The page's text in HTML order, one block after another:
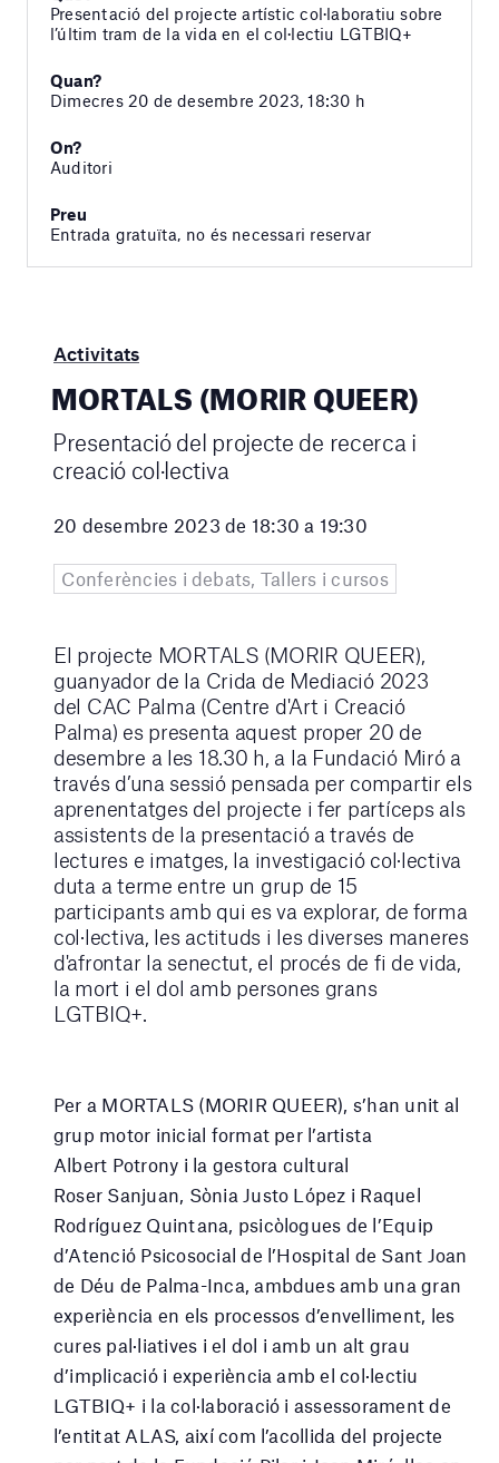
Presentació del projecte artístic col·laboratiu sobre
l’últim tram de la vida en el col·lectiu LGTBIQ+
Quan?
Dimecres 20 de desembre 2023, 18:30 h
On?
Auditori
Preu
Entrada gratuïta, no és necessari reservar
Activitats
MORTALS (MORIR QUEER)
Presentació del projecte de recerca i
creació col·lectiva
20 desembre 2023 de 18:30 a 19:30
Conferències i debats, Tallers i cursos
El projecte MORTALS (MORIR QUEER),
guanyador de la Crida de Mediació 2023
del CAC Palma (Centre d'Art i Creació
Palma) es presenta aquest proper 20 de
desembre a les 18.30 h, a la Fundació Miró a
través d’una sessió pensada per compartir els
aprenentatges del projecte i fer partíceps als
assistents de la presentació a través de
lectures e imatges, la investigació col·lectiva
duta a terme entre un grup de 15
participants amb qui es va explorar, de forma
col·lectiva, les actituds i les diverses maneres
d'afrontar la senectut, el procés de fi de vida,
la mort i el dol amb persones grans
LGTBIQ+.
Per a MORTALS (MORIR QUEER), s’han unit al
grup motor inicial format per l’artista
Albert Potrony i la gestora cultural
Roser Sanjuan, Sònia Justo López i Raquel
Rodríguez Quintana, psicòlogues de l’Equip
d’Atenció Psicosocial de l’Hospital de Sant Joan
de Déu de Palma-Inca, ambdues amb una gran
experiència en els processos d’envelliment, les
cures pal·liatives i el dol i amb un alt grau
d’implicació i experiència amb el col·lectiu
LGTBIQ+ i la col·laboració i assessorament de
l’entitat ALAS, així com l’acollida del projecte